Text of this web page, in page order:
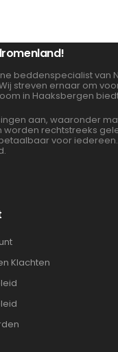
beddenspecialist
streven ernaar om
in Haaksbergen
aan, waaronder
rechtstreeks
voor
Klachten